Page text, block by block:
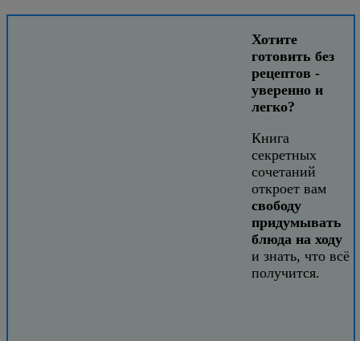
Хотите
готовить без
рецептов -
уверенно и
легко?
Книга
секретных
сочетаний
откроет вам
свободу
придумывать
блюда на ходу
и знать, что всё
получится.